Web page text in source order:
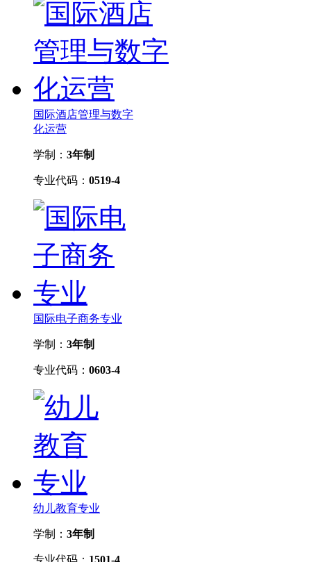
国际酒店管理与数字
化运营
学制： 3年制
专业代码： 0519-4
国际电子商务专业
学制： 3年制
专业代码： 0603-4
幼儿教育专业
学制： 3年制
专业代码： 1501-4